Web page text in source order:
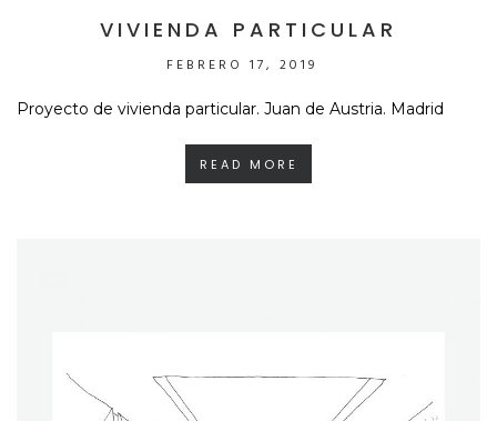
VIVIENDA PARTICULAR
FEBRERO 17, 2019
Proyecto de vivienda particular. Juan de Austria. Madrid
READ MORE